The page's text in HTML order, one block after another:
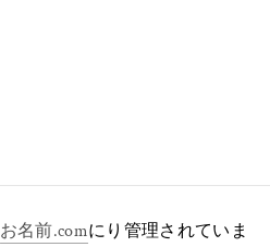
お名前.comにり管理されていま